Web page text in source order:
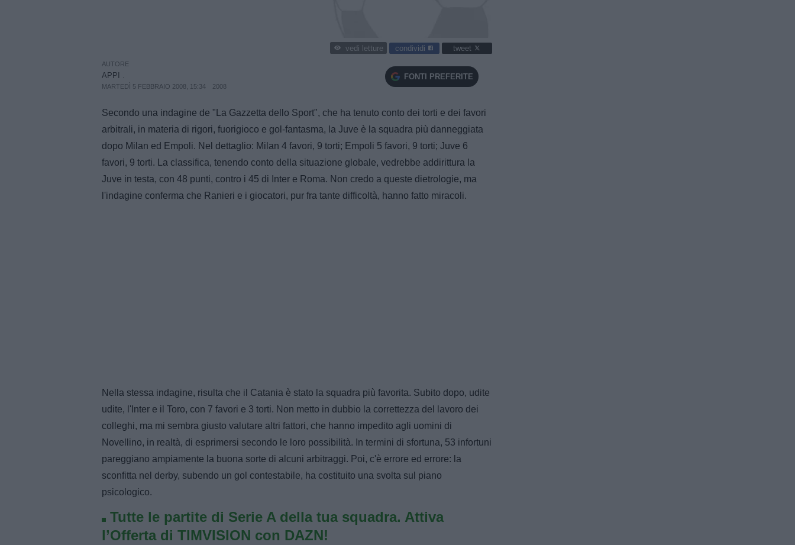
vedi letture condividi tweet
AUTORE
APPI .
MARTEDÌ 5 FEBBRAIO 2008, 15:34 2008
FONTI PREFERITE
Secondo una indagine de "La Gazzetta dello Sport", che ha tenuto conto dei torti e dei favori
arbitrali, in materia di rigori, fuorigioco e gol-fantasma, la Juve è la squadra più danneggiata
dopo Milan ed Empoli. Nel dettaglio: Milan 4 favori, 9 torti; Empoli 5 favori, 9 torti; Juve 6
favori, 9 torti. La classifica, tenendo conto della situazione globale, vedrebbe addirittura la
Juve in testa, con 48 punti, contro i 45 di Inter e Roma. Non credo a queste dietrologie, ma
l'indagine conferma che Ranieri e i giocatori, pur fra tante difficoltà, hanno fatto miracoli.
Nella stessa indagine, risulta che il Catania è stato la squadra più favorita. Subito dopo, udite
udite, l'Inter e il Toro, con 7 favori e 3 torti. Non metto in dubbio la correttezza del lavoro dei
colleghi, ma mi sembra giusto valutare altri fattori, che hanno impedito agli uomini di
Novellino, in realtà, di esprimersi secondo le loro possibilità. In termini di sfortuna, 53 infortuni
pareggiano ampiamente la buona sorte di alcuni arbitraggi. Poi, c'è errore ed errore: la
sconfitta nel derby, subendo un gol contestabile, ha costituito una svolta sul piano
psicologico.
Tutte le partite di Serie A della tua squadra. Attiva
l’Offerta di TIMVISION con DAZN!